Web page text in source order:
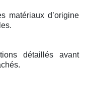
matériaux d’origine
détaillés avant